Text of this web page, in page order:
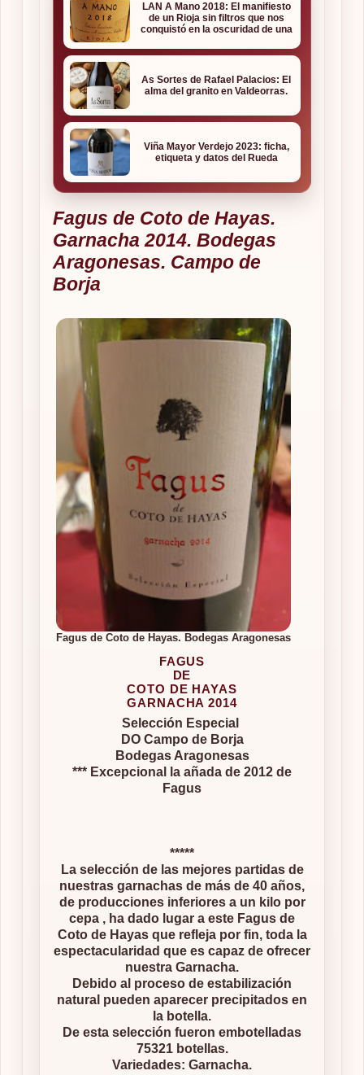
LAN A Mano 2018: El manifiesto
de un Rioja sin filtros que nos
conquistó en la oscuridad de una
As Sortes de Rafael Palacios: El
alma del granito en Valdeorras.
Viña Mayor Verdejo 2023: ficha,
etiqueta y datos del Rueda
Fagus de Coto de Hayas.
Garnacha 2014. Bodegas
Aragonesas. Campo de
Borja
Fagus de Coto de Hayas. Bodegas Aragonesas
FAGUS
DE
COTO DE HAYAS
GARNACHA 2014
Selección Especial
DO Campo de Borja
Bodegas Aragonesas
*** Excepcional la añada de 2012 de
Fagus
*****
La selección de las mejores partidas de
nuestras garnachas de más de 40 años,
de producciones inferiores a un kilo por
cepa , ha dado lugar a este Fagus de
Coto de Hayas que refleja por fin, toda la
espectacularidad que es capaz de ofrecer
nuestra Garnacha.
Debido al proceso de estabilización
natural pueden aparecer precipitados en
la botella.
De esta selección fueron embotelladas
75321 botellas.
Variedades: Garnacha.